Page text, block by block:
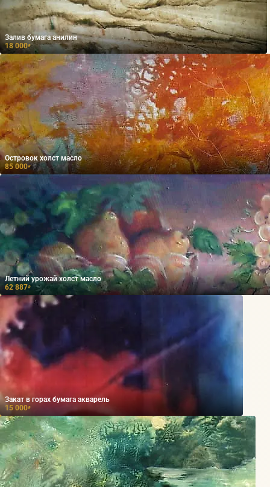
Залив бумага анилин
18 000₽
Островок холст масло
85 000₽
Летний урожай холст масло
62 887₽
Закат в горах бумага акварель
15 000₽